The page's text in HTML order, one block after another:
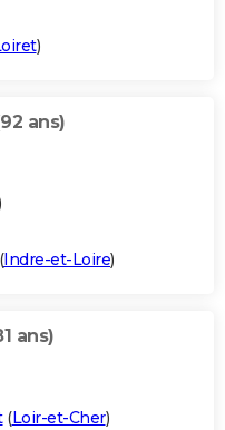
)
ans)
(Indre-et-Loire)
ans)
(Loir-et-Cher)